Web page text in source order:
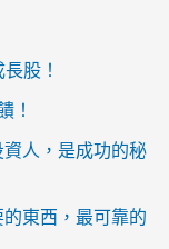
股！
！
人，是成功的秘
東西，最可靠的